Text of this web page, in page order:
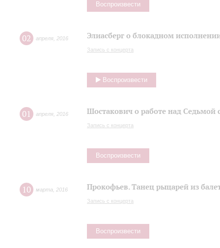
Воспроизвести
02 апреля 2016 Элиасберг о блокадном
Запись с концерта
Воспроизвести
01 апреля 2016 Шостакович о работе над
Запись с концерта
Воспроизвести
10 марта 2016 Прокофьев. Танец рыцарей из
Запись с концерта
Воспроизвести